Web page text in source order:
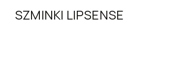
SZMINKI LIPSENSE